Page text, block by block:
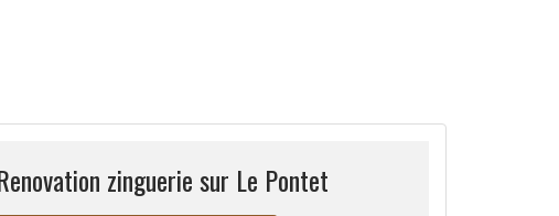
zinguerie sur Le Pontet